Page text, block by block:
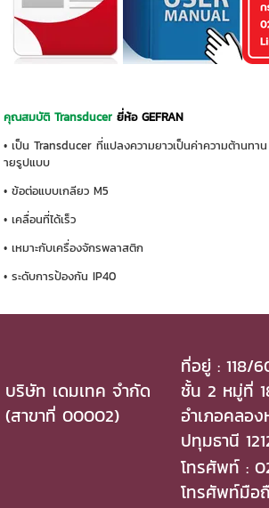
คุณสมบัติ Transducerยี่ห้อ GEFRAN
• เป็น Transducer ที่แปลงความยาวเป็นค่าความต้านทา
ายรูปแบบ
• ข้อต่อแบบเกลียว M5
• เคลื่อนที่ได้เร็ว
• เหมาะกับเครื่องจักรพลาสติก
• ระดับการป้องกัน IP40
บริษัท เดมเทค จำกัด
(สาขาที่ 00002)
ที่อยู่ : 118/
ชั้น 2 หมู่ที่
อำเภอคลอ
ปทุมธานี
โทรศัพท์ :
โทรศัพท์มือ